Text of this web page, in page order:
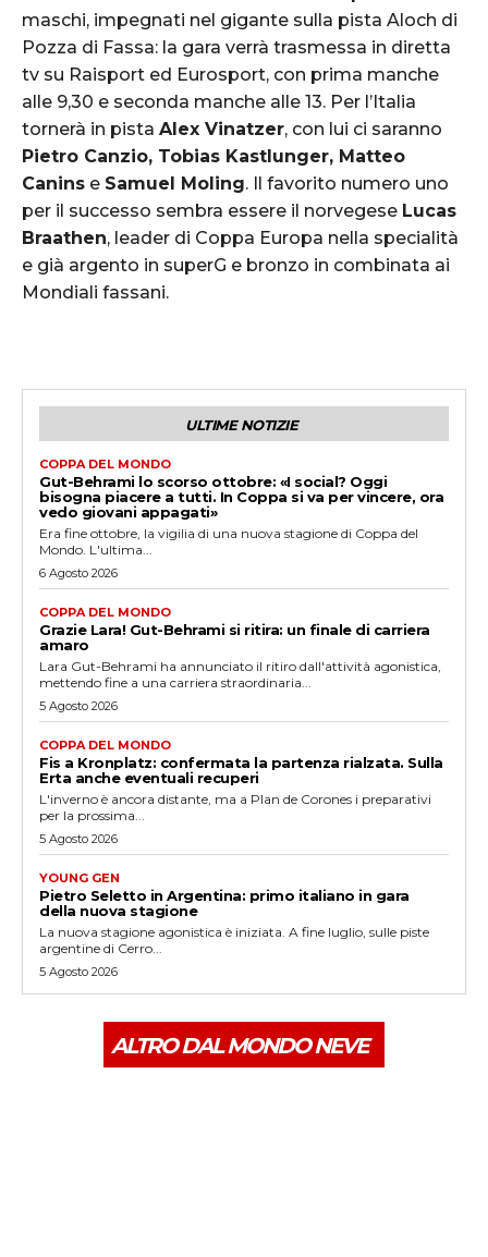
maschi, impegnati nel gigante sulla pista Aloch di
Pozza di Fassa: la gara verrà trasmessa in diretta
tv su Raisport ed Eurosport, con prima manche
alle 9,30 e seconda manche alle 13. Per l’Italia
tornerà in pista Alex Vinatzer, con lui ci saranno
Pietro Canzio, Tobias Kastlunger, Matteo
Canins e Samuel Moling. Il favorito numero uno
per il successo sembra essere il norvegese Lucas
Braathen, leader di Coppa Europa nella specialità
e già argento in superG e bronzo in combinata ai
Mondiali fassani.
ULTIME NOTIZIE
COPPA DEL MONDO
Gut-Behrami lo scorso ottobre: «I social? Oggi
bisogna piacere a tutti. In Coppa si va per vincere, ora
vedo giovani appagati»
Era fine ottobre, la vigilia di una nuova stagione di Coppa del
Mondo. L'ultima...
6 Agosto 2026
COPPA DEL MONDO
Grazie Lara! Gut-Behrami si ritira: un finale di carriera
amaro
Lara Gut-Behrami ha annunciato il ritiro dall'attività agonistica,
mettendo fine a una carriera straordinaria...
5 Agosto 2026
COPPA DEL MONDO
Fis a Kronplatz: confermata la partenza rialzata. Sulla
Erta anche eventuali recuperi
L'inverno è ancora distante, ma a Plan de Corones i preparativi
per la prossima...
5 Agosto 2026
YOUNG GEN
Pietro Seletto in Argentina: primo italiano in gara
della nuova stagione
La nuova stagione agonistica è iniziata. A fine luglio, sulle piste
argentine di Cerro...
5 Agosto 2026
ALTRO DAL MONDO NEVE